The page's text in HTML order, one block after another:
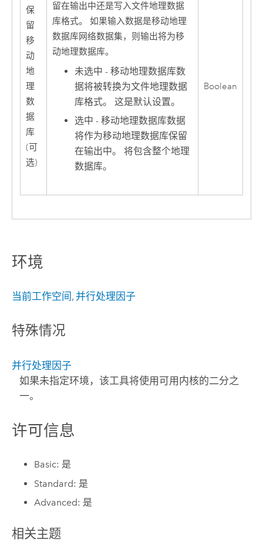
保
留
移
动
地
理
数
据
库
(可
选)
留在输出中还是写入文件地理数据
库格式。 如果输入数据是移动地理
数据库网络数据集，则输出将为移
动地理数据库。
未选中 - 移动地理数据库数
据将被转换为文件地理数据
库格式。 这是默认设置。
选中 - 移动地理数据库数据
将作为移动地理数据库保留
在输出中。 将包含整个地理
数据库。
Boolean
环境
当前工作空间, 并行处理因子
特殊情况
并行处理因子
如果未指定环境，该工具将使用可用内核的二分之
一。
许可信息
Basic: 是
Standard: 是
Advanced: 是
相关主题